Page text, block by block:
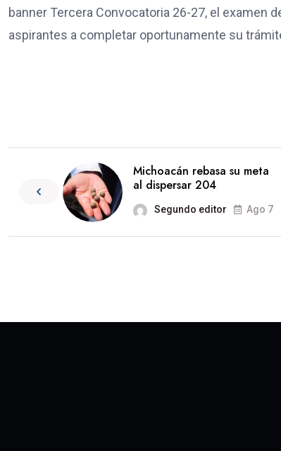
banner Tercera Convocatoria 26-27, el examen
aspirantes a completar oportunamente su
Michoacán rebasa su meta
al dispersar 204
Segundo editor Ago 7